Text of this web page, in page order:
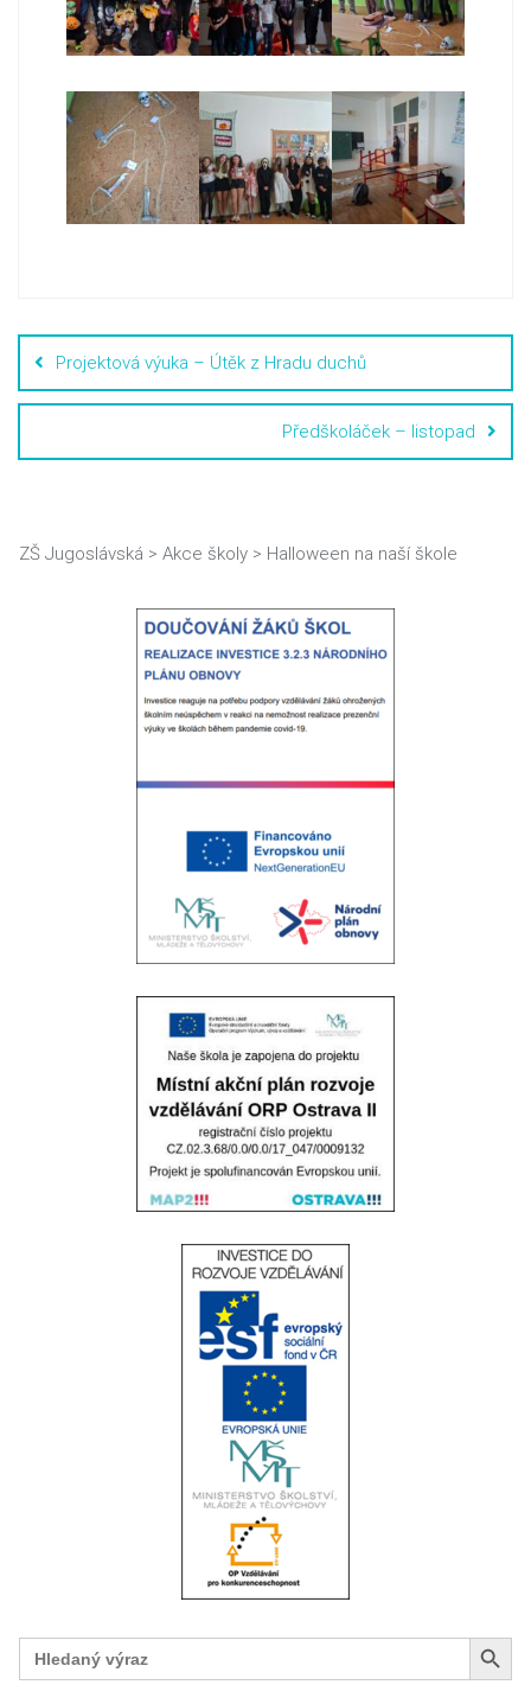
Projektová výuka – Útěk z Hradu duchů
Předškoláček – listopad
ZŠ Jugoslávská > Akce školy > Halloween na naší škole
Search
for: